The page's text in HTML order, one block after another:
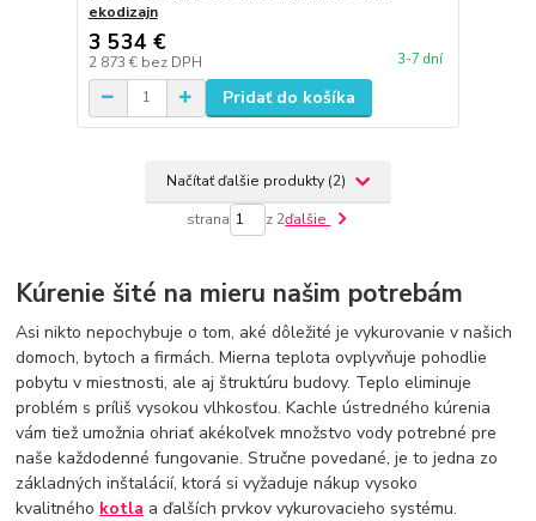
ekodizajn
3 534 €
2 873 € bez DPH 3-7 dní
Pridať do košíka
Načítať ďalšie produkty (2)
strana z 2ďalšie
Kúrenie šité na mieru našim potrebám
Asi nikto nepochybuje o tom, aké dôležité je vykurovanie v našich
domoch, bytoch a firmách. Mierna teplota ovplyvňuje pohodlie
pobytu v miestnosti, ale aj štruktúru budovy. Teplo eliminuje
problém s príliš vysokou vlhkosťou. Kachle ústredného kúrenia
vám tiež umožnia ohriať akékoľvek množstvo vody potrebné pre
naše každodenné fungovanie. Stručne povedané, je to jedna zo
základných inštalácií, ktorá si vyžaduje nákup vysoko
kvalitného kotla a ďalších prvkov vykurovacieho systému.